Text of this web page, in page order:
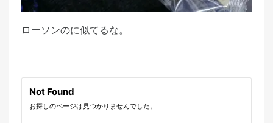
ローソンのに似てるな。